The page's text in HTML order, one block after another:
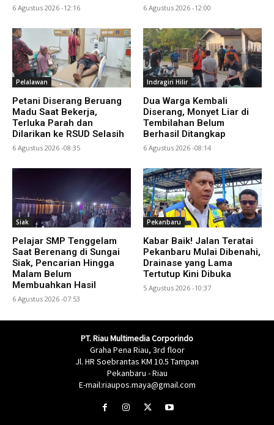
6 Agustus 2026 -12:16 6 Agustus 2026 -12:00
Pelalawan
Petani Diserang Beruang
Madu Saat Bekerja,
Terluka Parah dan
Dilarikan ke RSUD Selasih
6 Agustus 2026 -08:35
Indragiri Hilir
Dua Warga Kembali
Diserang, Monyet Liar di
Tembilahan Belum
Berhasil Ditangkap
6 Agustus 2026 -08:14
Siak
Pelajar SMP Tenggelam
Saat Berenang di Sungai
Siak, Pencarian Hingga
Malam Belum
Membuahkan Hasil
6 Agustus 2026 -07:53
Pekanbaru
Kabar Baik! Jalan Teratai
Pekanbaru Mulai Dibenahi,
Drainase yang Lama
Tertutup Kini Dibuka
5 Agustus 2026 -10:37
PT. Riau Multimedia Corporindo
Graha Pena Riau, 3rd floor
Jl. HR Soebrantas KM 10.5 Tampan
Pekanbaru - Riau
E-mail:riaupos.maya@gmail.com